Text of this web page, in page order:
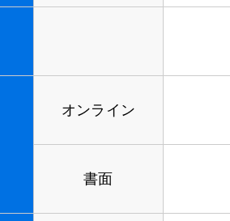
オンライン
書面